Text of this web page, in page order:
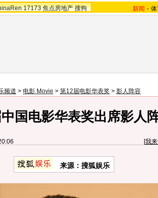
17173 焦点房地产 搜狗 新闻 -
频道 > 电影 Movie > 第12届电影华表奖 > 影人阵容
国电影华表奖出席影人
[我
来源：搜狐娱乐